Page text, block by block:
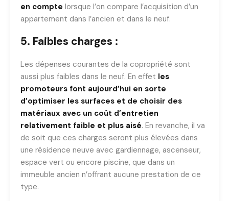
en compte lorsque l’on compare l’acquisition d’un
appartement dans l’ancien et dans le neuf.
5. Faibles charges :
Les dépenses courantes de la copropriété sont
aussi plus faibles dans le neuf. En effet les
promoteurs font aujourd’hui en sorte
d’optimiser les surfaces et de choisir des
matériaux avec un coût d’entretien
relativement faible et plus aisé. En revanche, il va
de soit que ces charges seront plus élevées dans
une résidence neuve avec gardiennage, ascenseur,
espace vert ou encore piscine, que dans un
immeuble ancien n’offrant aucune prestation de ce
type.